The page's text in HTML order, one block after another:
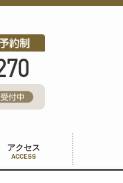
アクセス
ACCESS